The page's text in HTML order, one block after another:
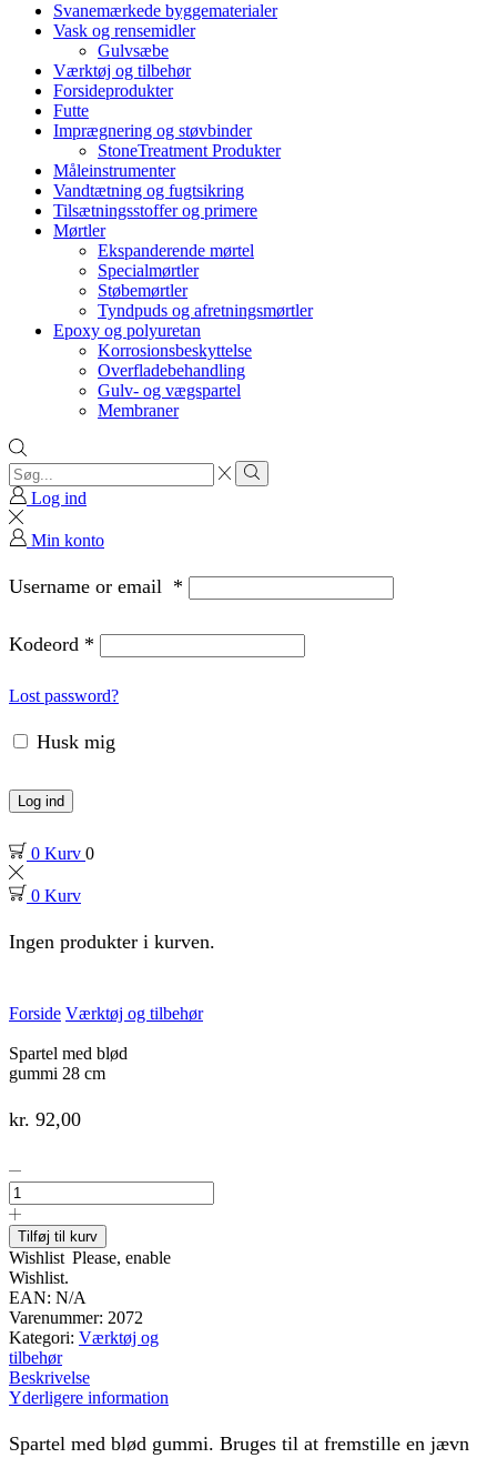
Svanemærkede byggematerialer
Vask og rensemidler
Gulvsæbe
Værktøj og tilbehør
Forsideprodukter
Futte
Imprægnering og støvbinder
StoneTreatment Produkter
Måleinstrumenter
Vandtætning og fugtsikring
Tilsætningsstoffer og primere
Mørtler
Ekspanderende mørtel
Specialmørtler
Støbemørtler
Tyndpuds og afretningsmørtler
Epoxy og polyuretan
Korrosionsbeskyttelse
Overfladebehandling
Gulv- og vægspartel
Membraner
Search
input
Search
Log ind
Min konto
Username or email *
Kodeord *
Lost password?
Husk mig
Log ind
0 Kurv 0
0 Kurv
Ingen produkter i kurven.
Forside Værktøj og tilbehør
Spartel med blød
gummi 28 cm
kr. 92,00
Spartel
blød
gummi
28
cm
antal
Tilføj til kurv
Wishlist Please, enable
Wishlist.
EAN: N/A
Varenummer: 2072
Kategori: Værktøj og
tilbehør
Beskrivelse
Yderligere information
Spartel med blød gummi. Bruges til at fremstille en jævn